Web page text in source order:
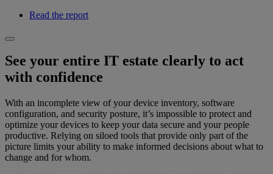
Read the report
See your entire IT estate clearly to act
with confidence
With an incomplete view of your device inventory, software
configuration, and security posture, it’s impossible to protect and
optimize your devices to keep your data secure and your people
productive. Relying on siloed tools that provide only part of the
picture limits your ability to make informed decisions about what to
change and for whom.